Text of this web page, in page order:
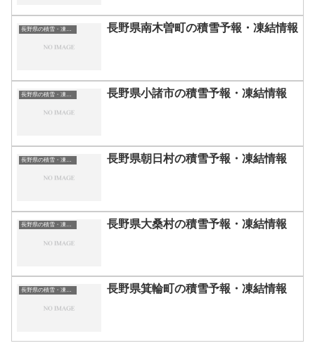
長野県南木曽町の積雪予報・凍結情報
長野県小諸市の積雪予報・凍結情報
長野県朝日村の積雪予報・凍結情報
長野県の積雪・凍結情報 長野県大桑村の積雪予報・凍結情報
長野県の積雪・凍結情報 長野県箕輪町の積雪予報・凍結情報